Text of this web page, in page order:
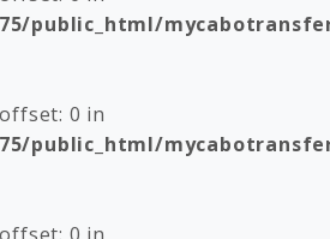
public_html/
0 in
public_html/